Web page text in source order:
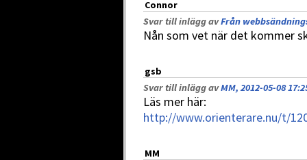
Connor
Svar till inlägg avFrån
Nån som vet när det kommer
gsb
Svar till inlägg avMM, 2012-05-08
Läs mer här:
http://www.orienterare.nu/t/
MM